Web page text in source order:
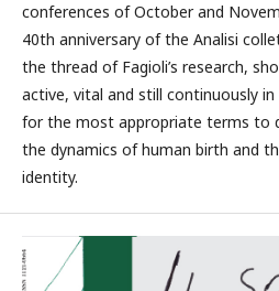
conferences of October and
40th anniversary of the Analisi
the thread of Fagioli’s research,
active, vital and still continuously
for the most appropriate terms to
the dynamics of human birth and
identity.